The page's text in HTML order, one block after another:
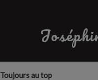
Toujours au top